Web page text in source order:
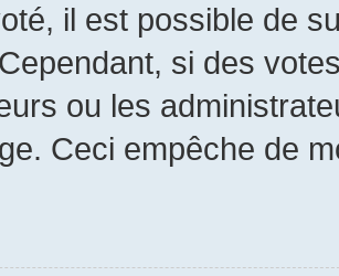
il est possible de
si des
ou les
Ceci empêche de